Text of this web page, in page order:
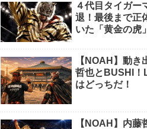
４代目タイガー
退！最後まで正
いた「黄金の虎
【NOAH】動き
哲也とBUSHI！
はどっちだ！
【NOAH】内藤